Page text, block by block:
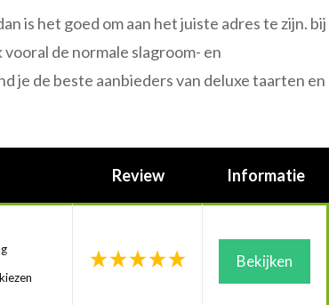
is het goed om aan het juiste adres te zijn. bij
de normale slagroom- en
je de beste aanbieders van deluxe taarten en
Review Informatie
Bekijken